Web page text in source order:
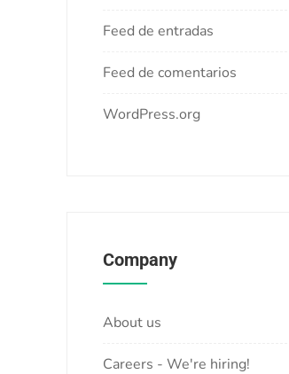
Feed de entradas
Feed de comentarios
WordPress.org
Company
About us
Careers - We're hiring!